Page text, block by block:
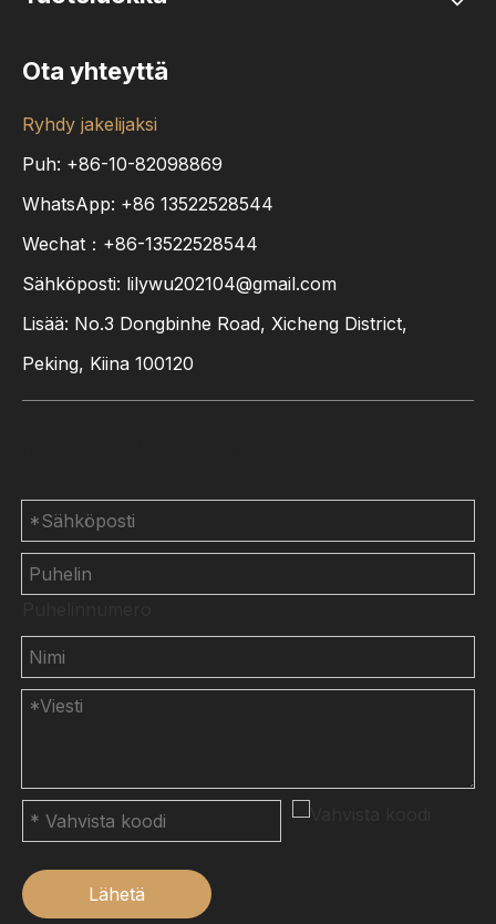
Ota yhteyttä
Ryhdy jakelijaksi
Puh: +86-10-82098869
WhatsApp: +86 13522528544
Wechat：+86-13522528544
Sähköposti: lilywu202104@gmail.com
Lisää: No.3 Dongbinhe Road, Xicheng District,
Peking, Kiina 100120
Lähetä